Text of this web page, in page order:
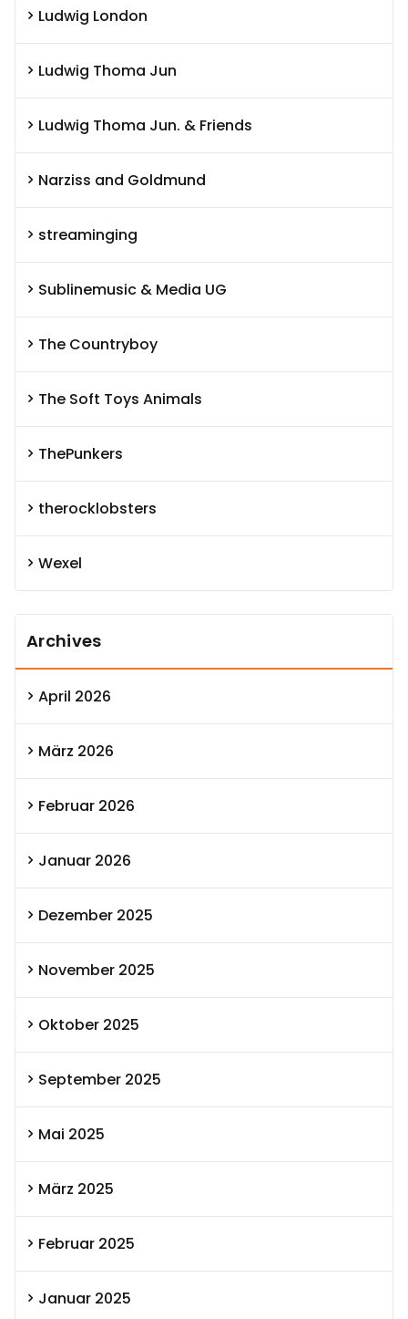
Ludwig London
Ludwig Thoma Jun
Ludwig Thoma Jun. & Friends
Narziss and Goldmund
streaminging
Sublinemusic & Media UG
The Countryboy
The Soft Toys Animals
ThePunkers
therocklobsters
Wexel
Archives
April 2026
März 2026
Februar 2026
Januar 2026
Dezember 2025
November 2025
Oktober 2025
September 2025
Mai 2025
März 2025
Februar 2025
Januar 2025